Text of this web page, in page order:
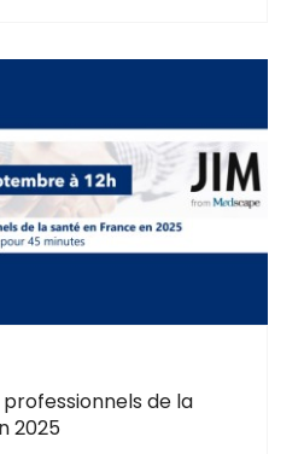
de la
2025